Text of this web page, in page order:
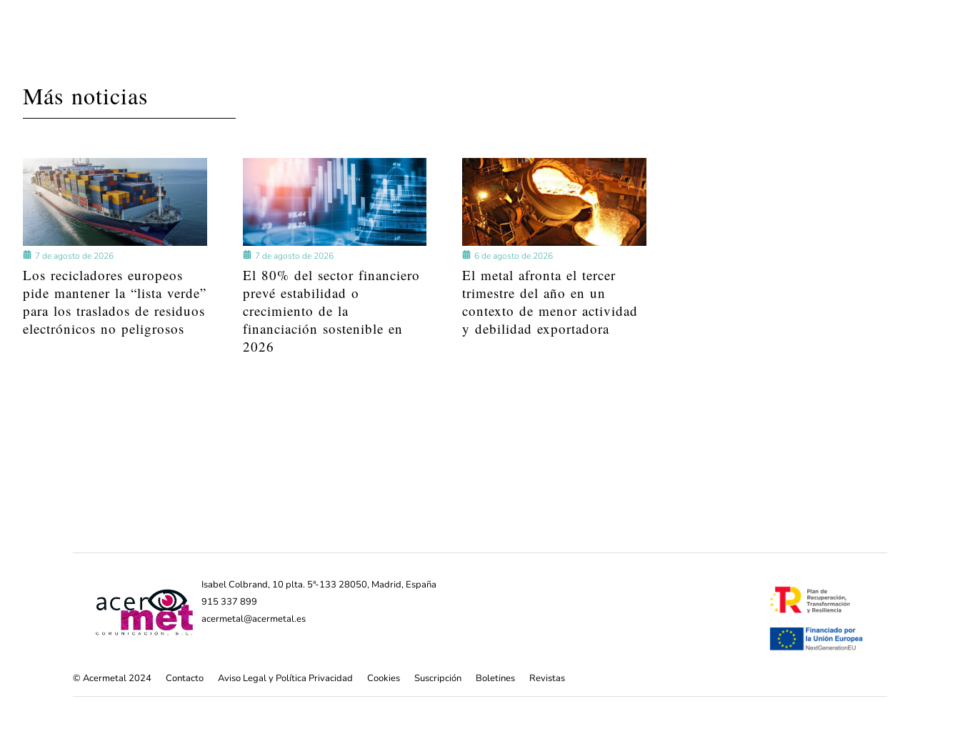
Más noticias
7 de agosto de 2026
Los recicladores europeos
pide mantener la “lista verde”
para los traslados de residuos
electrónicos no peligrosos
7 de agosto de 2026
El 80% del sector financiero
prevé estabilidad o
crecimiento de la
financiación sostenible en
2026
6 de agosto de 2026
El metal afronta el tercer
trimestre del año en un
contexto de menor actividad
y debilidad exportadora
Isabel Colbrand, 10 plta. 5ª-133 28050, Madrid, España
915 337 899
acermetal@acermetal.es
© Acermetal 2024 Contacto Aviso Legal y Política Privacidad Cookies Suscripción Boletines Revistas